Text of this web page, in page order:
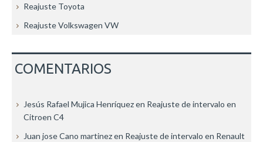
Reajuste Toyota
Reajuste Volkswagen VW
COMENTARIOS
Jesús Rafael Mujica Henríquezen Reajuste de intervalo en
Citroen C4
Juan jose Cano martinezen Reajuste de intervalo en Renault